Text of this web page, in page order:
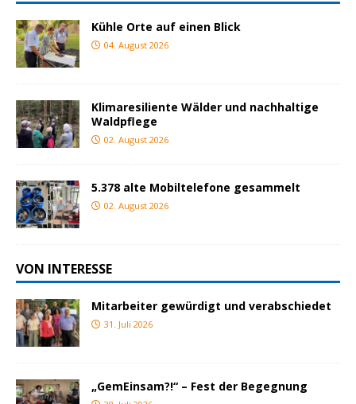
Kühle Orte auf einen Blick
04. August 2026
Klimaresiliente Wälder und nachhaltige
Waldpflege
02. August 2026
5.378 alte Mobiltelefone gesammelt
02. August 2026
VON INTERESSE
Mitarbeiter gewürdigt und verabschiedet
31. Juli 2026
„GemEinsam?!“ – Fest der Begegnung